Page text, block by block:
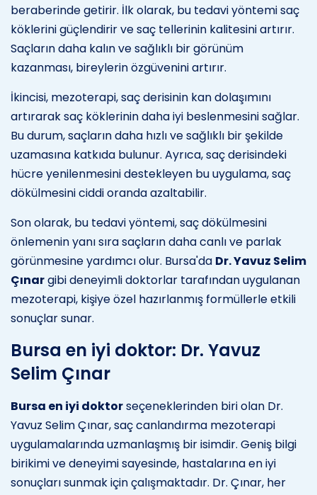
beraberinde getirir. İlk olarak, bu tedavi yöntemi saç
köklerini güçlendirir ve saç tellerinin kalitesini artırır.
Saçların daha kalın ve sağlıklı bir görünüm
kazanması, bireylerin özgüvenini artırır.
İkincisi, mezoterapi, saç derisinin kan dolaşımını
artırarak saç köklerinin daha iyi beslenmesini sağlar.
Bu durum, saçların daha hızlı ve sağlıklı bir şekilde
uzamasına katkıda bulunur. Ayrıca, saç derisindeki
hücre yenilenmesini destekleyen bu uygulama, saç
dökülmesini ciddi oranda azaltabilir.
Son olarak, bu tedavi yöntemi, saç dökülmesini
önlemenin yanı sıra saçların daha canlı ve parlak
görünmesine yardımcı olur. Bursa'da Dr. Yavuz Selim
Çınargibi deneyimli doktorlar tarafından uygulanan
mezoterapi, kişiye özel hazırlanmış formüllerle etkili
sonuçlar sunar.
Bursa en iyi doktor: Dr. Yavuz
Selim Çınar
Bursa en iyi doktorseçeneklerinden biri olan Dr.
Yavuz Selim Çınar, saç canlandırma mezoterapi
uygulamalarında uzmanlaşmış bir isimdir. Geniş bilgi
birikimi ve deneyimi sayesinde, hastalarına en iyi
sonuçları sunmak için çalışmaktadır. Dr. Çınar, her